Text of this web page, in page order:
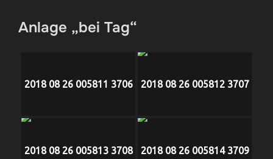
Anlage „bei Tag“
2018 08 26 005811 3706 2018 08 26 005812 3707
2018 08 26 005813 3708 2018 08 26 005814 3709